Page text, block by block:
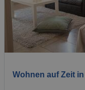
Wohnen auf Zeit